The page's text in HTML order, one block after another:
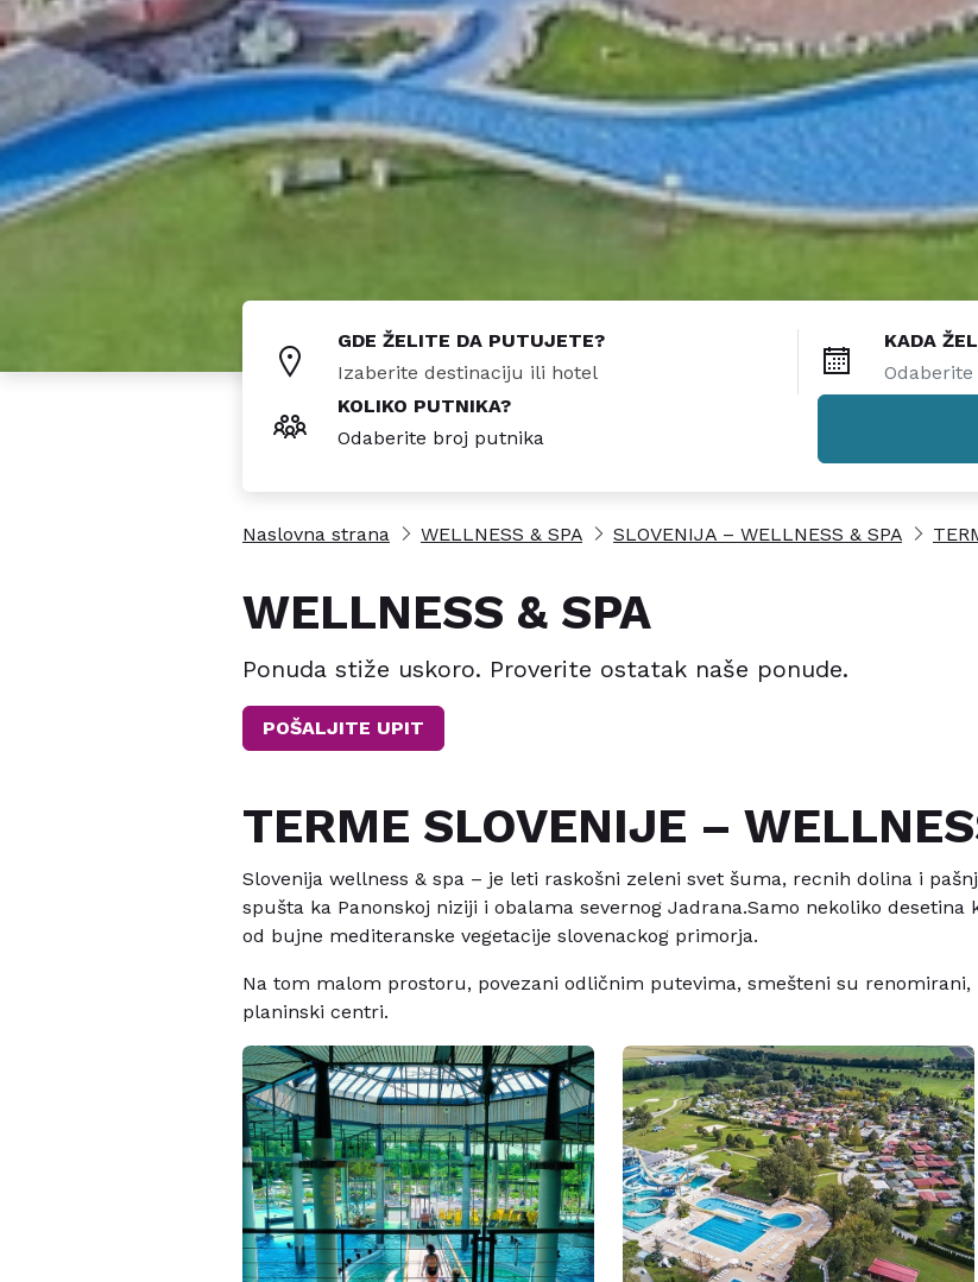
GDE ŽELITE DA PUTUJETE? KADA
KOLIKO PUTNIKA?
Odaberite broj putnika
Naslovna strana WELLNESS & SPA SLOVENIJA – WELLNESS & SPA
WELLNESS & SPA
Ponuda stiže uskoro. Proverite ostatak naše ponude.
POŠALJITE UPIT
TERME SLOVENIJE –
Slovenija wellness & spa – je leti raskošni zeleni svet šuma, recnih dolina i
spušta ka Panonskoj niziji i obalama severnog Jadrana.Samo nekoliko
od bujne mediteranske vegetacije slovenackog primorja.
Na tom malom prostoru, povezani odličnim putevima, smešteni su
planinski centri.